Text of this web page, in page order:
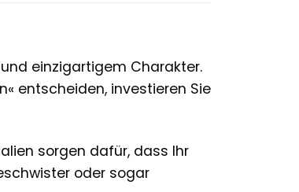
einzigartigem Charakter.
entscheiden, investieren Sie
sorgen dafür, dass Ihr
oder sogar